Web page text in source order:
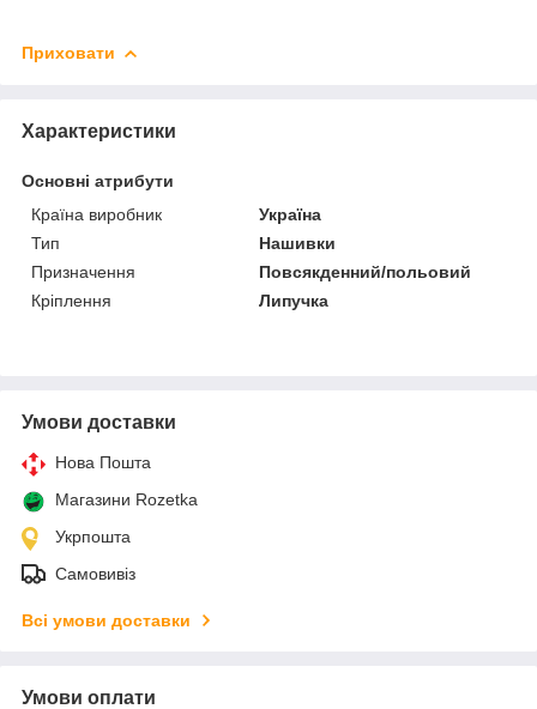
Приховати
Характеристики
Основні атрибути
Країна виробник
Україна
Тип
Нашивки
Призначення
Повсякденний/польовий
Кріплення
Липучка
Умови доставки
Нова Пошта
Магазини Rozetka
Укрпошта
Самовивіз
Всі умови доставки
Умови оплати